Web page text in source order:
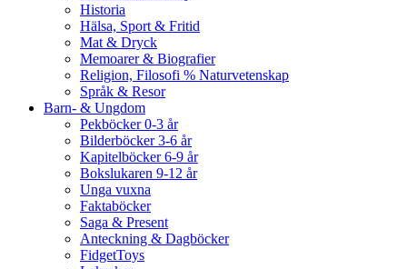
Historia
Hälsa, Sport & Fritid
Mat & Dryck
Memoarer & Biografier
Religion, Filosofi % Naturvetenskap
Språk & Resor
Barn- & Ungdom
Pekböcker 0-3 år
Bilderböcker 3-6 år
Kapitelböcker 6-9 år
Bokslukaren 9-12 år
Unga vuxna
Faktaböcker
Saga & Present
Anteckning & Dagböcker
FidgetToys